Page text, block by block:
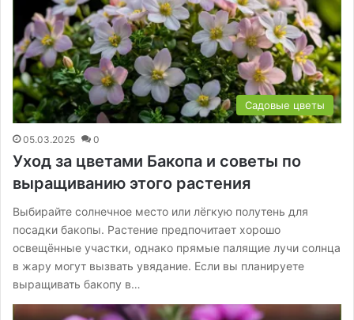
Садовые цветы
05.03.2025 0
Уход за цветами Бакопа и советы по
выращиванию этого растения
Выбирайте солнечное место или лёгкую полутень для
посадки бакопы. Растение предпочитает хорошо
освещённые участки, однако прямые палящие лучи солнца
в жару могут вызвать увядание. Если вы планируете
выращивать бакопу в…